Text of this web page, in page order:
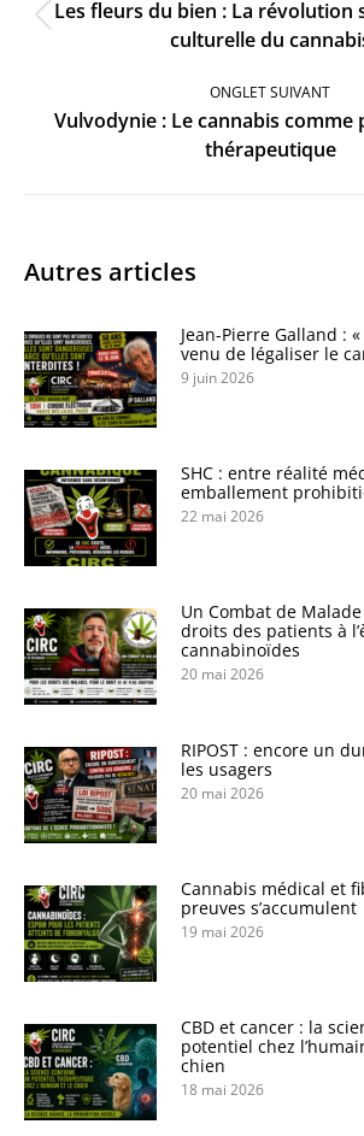
Onglet
précédent
Les fleurs du bien : La révolution
culturelle du
ONGLET SUIVANT
Onglet
suivant
Vulvodynie : Le cannabis comme
thérapeutique
Autres articles
Jean-Pierre Galland :
venu de légaliser le
9 juin 2026
SHC : entre réalité
emballement
22 mai 2026
Un Combat de
droits des patients à
cannabinoïdes
20 mai 2026
RIPOST : encore un
les usagers
20 mai 2026
Cannabis médical et
preuves s’accumulent
19 mai 2026
CBD et cancer : la
potentiel chez
chien
18 mai 2026